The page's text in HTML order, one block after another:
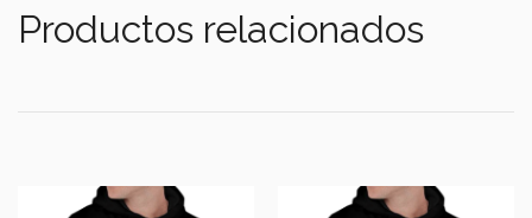
Productos relacionados